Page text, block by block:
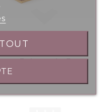
Entremets 3
Chocolats 800gr